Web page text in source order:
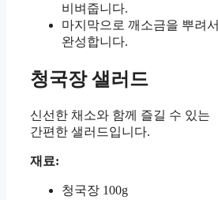
비벼줍니다.
마지막으로 깨소금을 뿌려서
완성합니다.
청국장 샐러드
신선한 채소와 함께 즐길 수 있는
간편한 샐러드입니다.
재료:
청국장 100g